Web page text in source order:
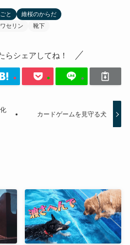
と
維桜のからだ
ワセリン 靴下
らシェアしてね！
カードゲームを見守る犬